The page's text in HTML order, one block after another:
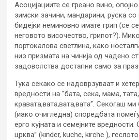
Асоцијациите се греано вино,
зимски зачини, мандарини, руска со
бидејки неминовно имате грип (се
неговото височество, грипот?).
портокалова светлина, како
низ призмата на чинија од чадено
задоволства достапни само за
Тука секако се надоврзуваат и
вредности на “бата, сека, мама,
кравата,вата,вата,вата”. Секогаш
(иако очигледна) споредбата
ерго кујната и семејните вредности.
црква” (kinder, kuche, kirche ),